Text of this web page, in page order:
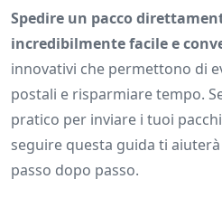
Spedire un pacco
incredibilmente facile e
innovativi che permettono di
postali e risparmiare tempo.
pratico per inviare i tuoi
seguire questa guida ti
passo dopo passo.